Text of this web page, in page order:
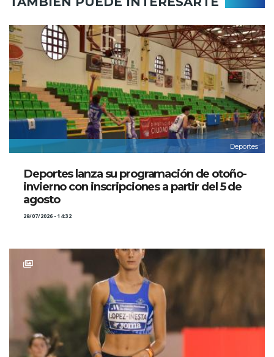
Deportes
Deportes lanza su programación de otoño-
invierno con inscripciones a partir del 5 de
agosto
29/07/2026 - 14:32